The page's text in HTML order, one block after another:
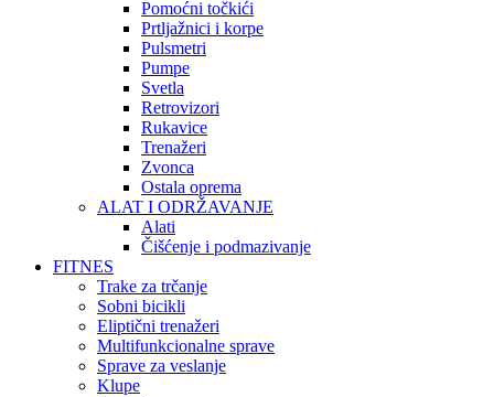
Pomoćni točkići
Prtljažnici i korpe
Pulsmetri
Pumpe
Svetla
Retrovizori
Rukavice
Trenažeri
Zvonca
Ostala oprema
ALAT I ODRŽAVANJE
Alati
Čišćenje i podmazivanje
FITNES
Trake za trčanje
Sobni bicikli
Eliptični trenažeri
Multifunkcionalne sprave
Sprave za veslanje
Klupe